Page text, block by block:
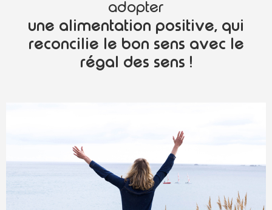
adopter
une alimentation positive, qui
reconcilie le bon sens avec le
régal des sens !